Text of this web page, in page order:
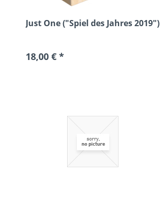
Just One ("Spiel des Jahres 2019")
18,00 € *